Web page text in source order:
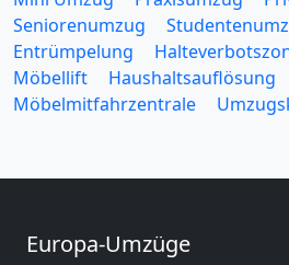
Seniorenumzug
Entrümpelung
Möbellift
Haushaltsauflösung
Möbelmitfahrzentrale
Europa-Umzüge